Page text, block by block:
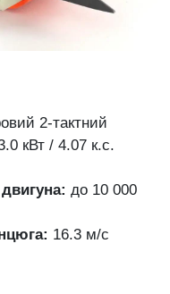
2-тактний
кВт / 4.07 к.с.
до 10 000
16.3 м/с